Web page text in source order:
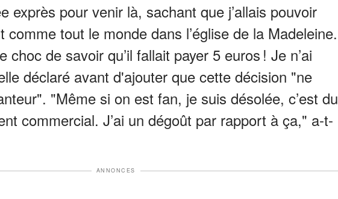
exprès pour venir là, sachant que j’allais pouvoir
comme tout le monde dans l’église de la Madeleine.
choc de savoir qu’il fallait payer 5 euros ! Je n’ai
déclaré avant d'ajouter que cette décision "ne
"Même si on est fan, je suis désolée, c’est du
commercial. J’ai un dégoût par rapport à ça," a-t-
ANNONCES